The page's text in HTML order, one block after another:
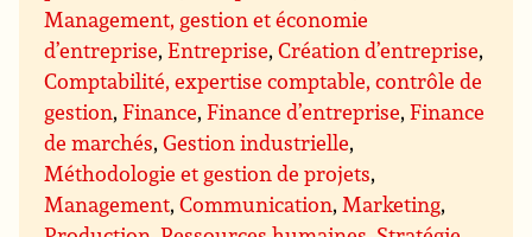
Management, gestion et économie
d’entreprise,Entreprise,Création d’entreprise,
Comptabilité, expertise comptable, contrôle de
gestion,Finance,Finance d’entreprise,Finance
de marchés,Gestion industrielle,
Méthodologie et gestion de projets,
Management,Communication, Marketing,